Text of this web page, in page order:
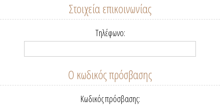
Στοιχεία επικοινωνίας
Τηλέφωνο:
Ο κωδικός πρόσβασης
Κωδικός πρόσβασης: